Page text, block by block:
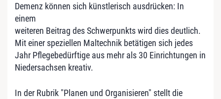
Demenz können sich künstlerisch ausdrücken: In
einem
weiteren Beitrag des Schwerpunkts wird dies deutlich.
Mit einer speziellen Maltechnik betätigen sich jedes
Jahr Pflegebedürftige aus mehr als 30 Einrichtungen in
Niedersachsen kreativ.
In der Rubrik "Planen und Organisieren" stellt die